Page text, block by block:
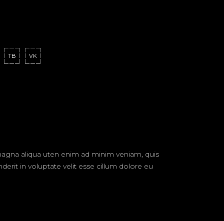
TB VK
aliqua uten enim ad minim veniam, quis
in voluptate velit esse cillum dolore eu